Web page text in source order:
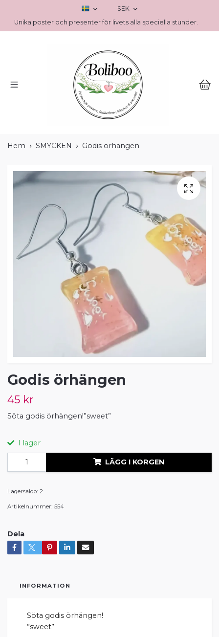
SEK
Unika poster och presenter för livets alla speciella stunder.
Hem SMYCKEN Godis örhängen
Godis örhängen
45 kr
Söta godis örhängen!”sweet”
I lager
LÄGG I KORGEN
Lagersaldo: 2
Artikelnummer: 554
Dela
INFORMATION
Söta godis örhängen!
”sweet”